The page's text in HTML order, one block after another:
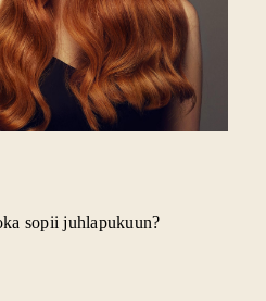
sopii juhlapukuun?